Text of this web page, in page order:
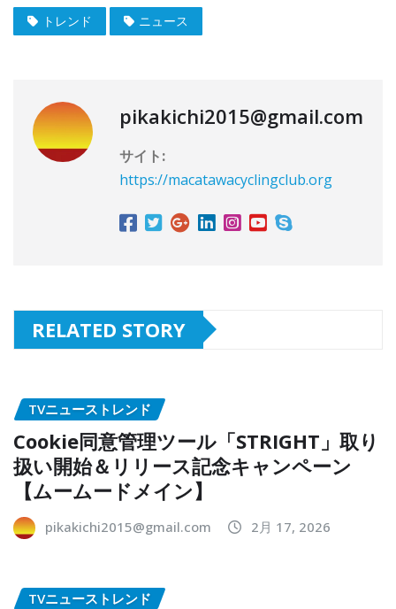
トレンド ニュース
pikakichi2015@gmail.com
サイト:
https://macatawacyclingclub.org
RELATED STORY
TVニューストレンド
Cookie同意管理ツール「STRIGHT」取り
扱い開始＆リリース記念キャンペーン
【ムームードメイン】
pikakichi2015@gmail.com 2月 17, 2026
TVニューストレンド